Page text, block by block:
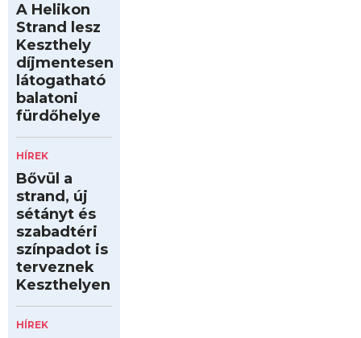
A Helikon
Strand lesz
Keszthely
díjmentesen
látogatható
balatoni
fürdőhelye
HÍREK
Bővül a
strand, új
sétányt és
szabadtéri
színpadot is
terveznek
Keszthelyen
HÍREK